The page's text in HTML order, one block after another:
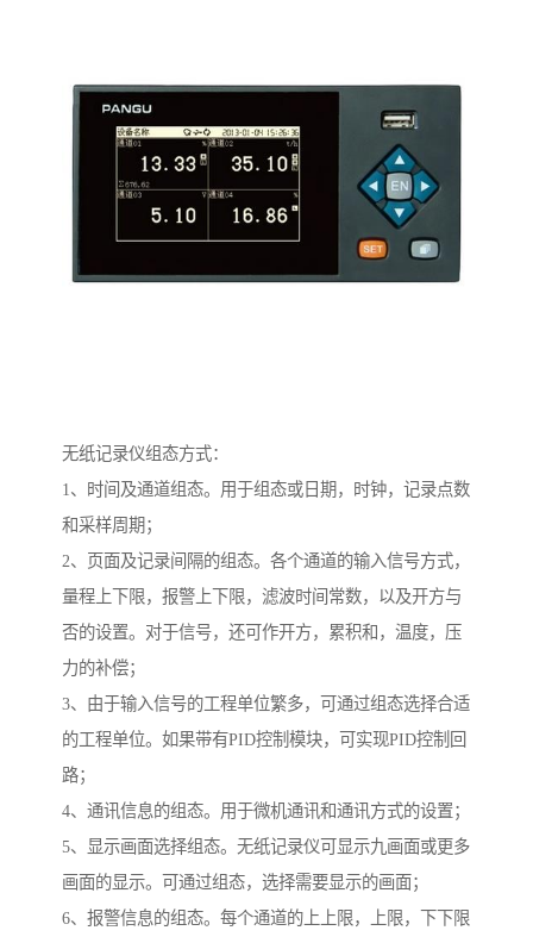
无纸记录仪组态方式：
1、时间及通道组态。用于组态或日期，时钟，记录点数
和采样周期；
2、页面及记录间隔的组态。各个通道的输入信号方式，
量程上下限，报警上下限，滤波时间常数，以及开方与
否的设置。对于信号，还可作开方，累积和，温度，压
力的补偿；
3、由于输入信号的工程单位繁多，可通过组态选择合适
的工程单位。如果带有PID控制模块，可实现PID控制回
路；
4、通讯信息的组态。用于微机通讯和通讯方式的设置；
5、显示画面选择组态。无纸记录仪可显示九画面或更多
画面的显示。可通过组态，选择需要显示的画面；
6、报警信息的组态。每个通道的上上限，上限，下下限